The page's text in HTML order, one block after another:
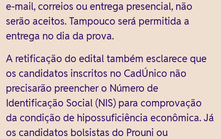
e-mail, correios ou entrega presencial, não
serão aceitos. Tampouco será permitida a
entrega no dia da prova.
A retificação do edital também esclarece que
os candidatos inscritos no CadÚnico não
precisarão preencher o Número de
Identificação Social (NIS) para comprovação
da condição de hipossuficiência econômica. Já
os candidatos bolsistas do Prouni ou